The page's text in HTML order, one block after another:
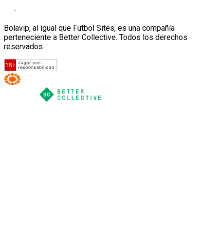
Bolavip, al igual que Futbol Sites, es una compañía
perteneciente a Better Collective. Todos los derechos
reservados